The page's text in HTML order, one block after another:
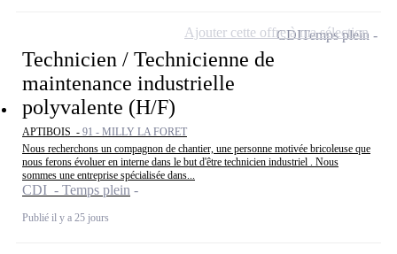
Technicien / Technicienne de
maintenance industrielle
polyvalente (H/F)
APTIBOIS - 91 - MILLY LA FORET
Nous recherchons un compagnon de chantier, une personne motivée bricoleuse que
nous ferons évoluer en interne dans le but d'être technicien industriel . Nous
sommes une entreprise spécialisée dans...
CDI - Temps plein
Publié il y a 25 jours
CDITemps plein
Ajouter cette offre à ma sélection